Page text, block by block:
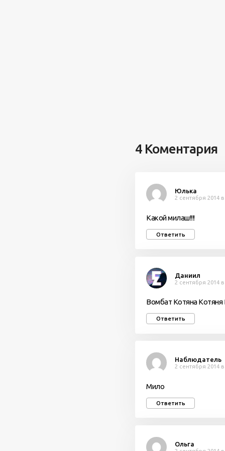
4 Коментария
Юлька
2 сентября 2014 в
Какой милаш!!!!
Ответить
Даниил
2 сентября 2014 в
Вомбат Котяна
Ответить
Наблюдатель
2 сентября 2014 в
Мило
Ответить
Ольга